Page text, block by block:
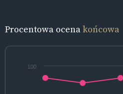
Procentowa ocenakońcowa
100